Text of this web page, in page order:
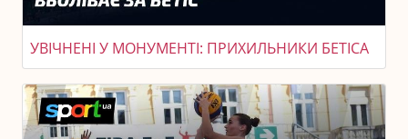
УВІЧНЕНІ У МОНУМЕНТІ: ПРИХИЛЬНИКИ БЕТІСА